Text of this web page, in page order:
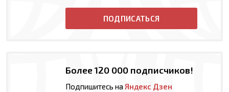
ПОДПИСАТЬСЯ
Более 120 000 подписчиков!
Подпишитесь на Яндекс Дзен